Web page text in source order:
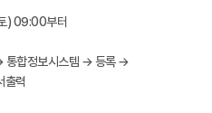
) 09:00부터
통합정보시스템 → 등록 →
출력